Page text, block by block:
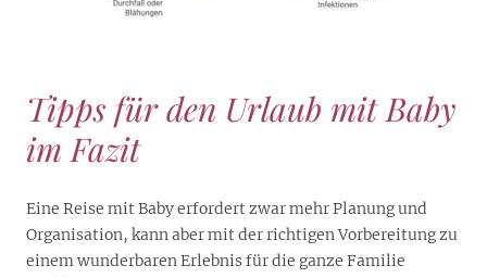
Tipps für den Urlaub mit Baby
im Fazit
Eine Reise mit Baby erfordert zwar mehr Planung und
Organisation, kann aber mit der richtigen Vorbereitung zu
einem wunderbaren Erlebnis für die ganze Familie